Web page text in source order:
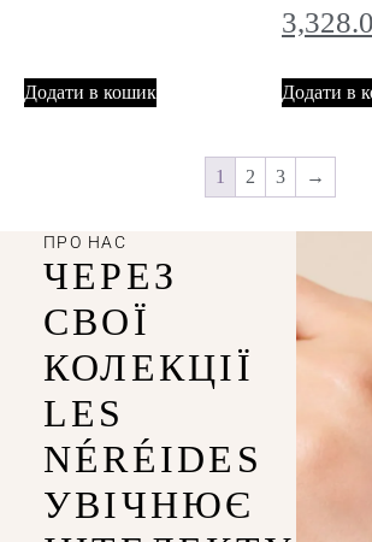
Додати в кошик Додати в
1 2 3 →
ПРО НАС
ЧЕРЕЗ
СВОЇ
КОЛЕКЦІЇ
LES
NÉRÉIDES
УВІЧНЮЄ